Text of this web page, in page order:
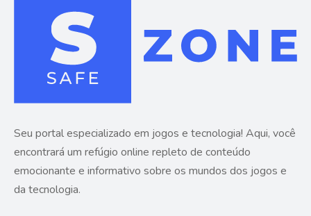
Seu portal especializado em jogos e tecnologia! Aqui, você
encontrará um refúgio online repleto de conteúdo
emocionante e informativo sobre os mundos dos jogos e
da tecnologia.